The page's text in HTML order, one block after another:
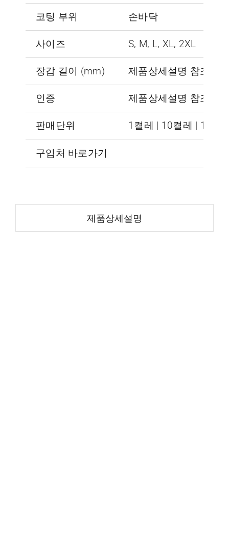
코팅 부위 손바닥
사이즈 S, M, L, XL, 2XL
장갑 길이 (mm) 제품상세설명 참조
인증 제품상세설명 참조
판매단위 1켤레 | 10켤레 | 120
구입처 바로가기
제품상세설명